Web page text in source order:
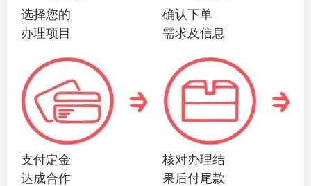
选择您的
办理项目
确认下单
需求及信息
支付定金
达成合作
核对办理结
果后付尾款